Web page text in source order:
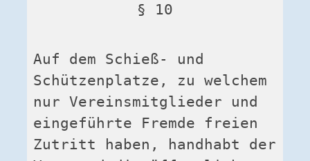
§ 10
Auf dem Schieß- und
Schützenplatze, zu welchem
nur Vereinsmitglieder und
eingeführte Fremde freien
Zutritt haben, handhabt der